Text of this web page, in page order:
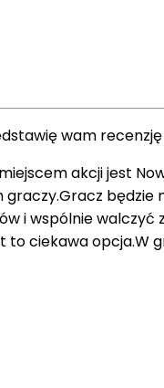
wam recenzję
akcji jest
graczy.Gracz
i wspólnie walczyć
to ciekawa opcja.W